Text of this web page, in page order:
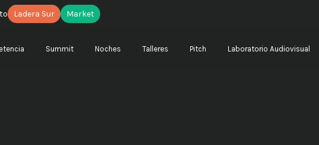
Ladera Sur Market
Summit Noches Talleres Pitch Laboratorio Audiovisual